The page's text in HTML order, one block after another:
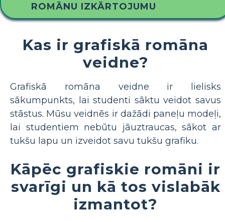
ROMĀNU IZKĀRTOJUMU
Kas ir grafiskā romāna
veidne?
Grafiskā romāna veidne ir lielisks
sākumpunkts, lai studenti sāktu veidot savus
stāstus. Mūsu veidnēs ir dažādi paneļu modeļi,
lai studentiem nebūtu jāuztraucas, sākot ar
tukšu lapu un izveidot savu tukšu grafiku.
Kāpēc grafiskie romāni ir
svarīgi un kā tos vislabāk
izmantot?